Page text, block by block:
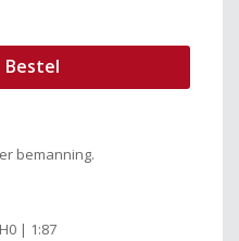
Bestel
bemanning.
H0 | 1:87